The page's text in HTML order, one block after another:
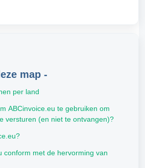
map -
per land
ABCinvoice.eu te gebruiken om
versturen (en niet te ontvangen)?
conform met de hervorming van